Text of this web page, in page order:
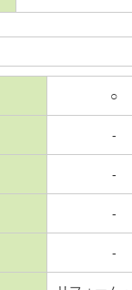
○
-
-
-
-